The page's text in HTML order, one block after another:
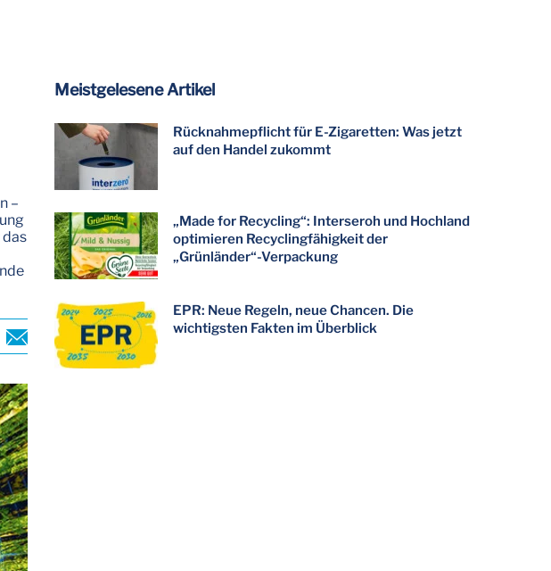
–
Meistgelesene Artikel
Rücknahmepflicht für E-Zigaretten: Was jetzt
auf den Handel zukommt
„Made for Recycling“: Interseroh und Hochland
optimieren Recyclingfähigkeit der
„Grünländer“-Verpackung
EPR: Neue Regeln, neue Chancen. Die
wichtigsten Fakten im Überblick